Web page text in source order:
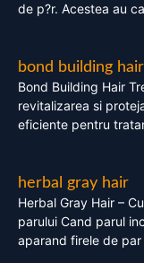
de p?r. Acestea au
bond building
Bond Building Hair
revitalizarea si
eficiente pentru
herbal gray hair
Herbal Gray Hair –
parului Cand parul
aparand firele de par